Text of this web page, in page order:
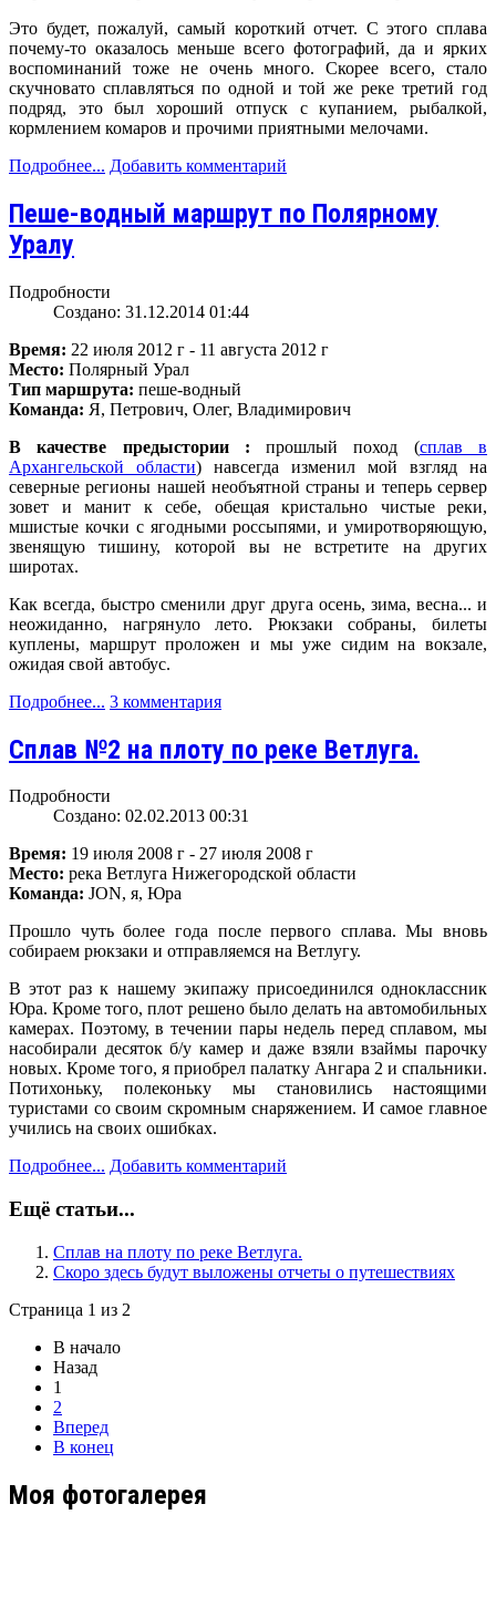
Это будет, пожалуй, самый короткий отчет. С этого сплава
почему-то оказалось меньше всего фотографий, да и ярких
воспоминаний тоже не очень много. Скорее всего, стало
скучновато сплавляться по одной и той же реке третий год
подряд, это был хороший отпуск с купанием, рыбалкой,
кормлением комаров и прочими приятными мелочами.
Подробнее... Добавить комментарий
Пеше-водный маршрут по Полярному
Уралу
Подробности
Создано: 31.12.2014 01:44
Время: 22 июля 2012 г - 11 августа 2012 г
Место: Полярный Урал
Тип маршрута: пеше-водный
Команда: Я, Петрович, Олег, Владимирович
В качестве предыстории : прошлый поход (сплав в
Архангельской области) навсегда изменил мой взгляд на
северные регионы нашей необъятной страны и теперь сервер
зовет и манит к себе, обещая кристально чистые реки,
мшистые кочки с ягодными россыпями, и умиротворяющую,
звенящую тишину, которой вы не встретите на других
широтах.
Как всегда, быстро сменили друг друга осень, зима, весна... и
неожиданно, нагрянуло лето. Рюкзаки собраны, билеты
куплены, маршрут проложен и мы уже сидим на вокзале,
ожидая свой автобус.
Подробнее... 3 комментария
Сплав №2 на плоту по реке Ветлуга.
Подробности
Создано: 02.02.2013 00:31
Время: 19 июля 2008 г - 27 июля 2008 г
Место: река Ветлуга Нижегородской области
Команда: JON, я, Юра
Прошло чуть более года после первого сплава. Мы вновь
собираем рюкзаки и отправляемся на Ветлугу.
В этот раз к нашему экипажу присоединился одноклассник
Юра. Кроме того, плот решено было делать на автомобильных
камерах. Поэтому, в течении пары недель перед сплавом, мы
насобирали десяток б/у камер и даже взяли взаймы парочку
новых. Кроме того, я приобрел палатку Ангара 2 и спальники.
Потихоньку, полеконьку мы становились настоящими
туристами со своим скромным снаряжением. И самое главное
учились на своих ошибках.
Подробнее... Добавить комментарий
Ещё статьи...
Сплав на плоту по реке Ветлуга.
Скоро здесь будут выложены отчеты о путешествиях
Страница 1 из 2
В начало
Назад
1
2
Вперед
В конец
Моя фотогалерея